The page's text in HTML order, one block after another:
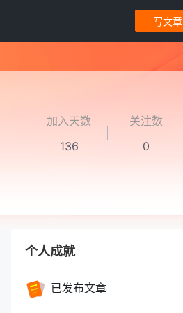
写文章
加入天数
136
关注数
0
个人成就
已发布文章